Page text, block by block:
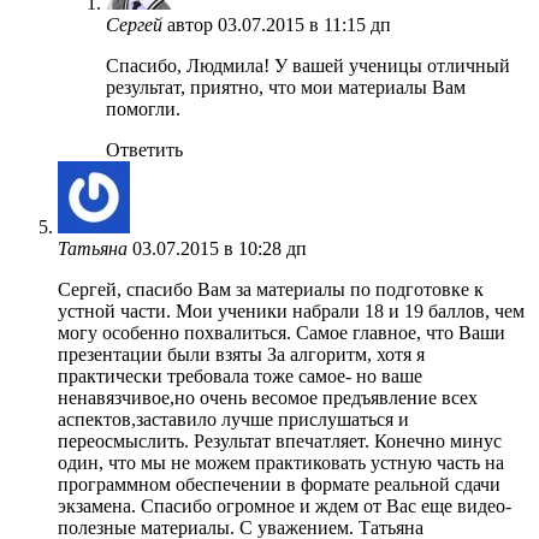
Сергей автор 03.07.2015 в 11:15 дп
Спасибо, Людмила! У вашей ученицы отличный
результат, приятно, что мои материалы Вам
помогли.
Ответить
Татьяна 03.07.2015 в 10:28 дп
Сергей, спасибо Вам за материалы по подготовке к
устной части. Мои ученики набрали 18 и 19 баллов, чем
могу особенно похвалиться. Самое главное, что Ваши
презентации были взяты За алгоритм, хотя я
практически требовала тоже самое- но ваше
ненавязчивое,но очень весомое предъявление всех
аспектов,заставило лучше прислушаться и
переосмыслить. Результат впечатляет. Конечно минус
один, что мы не можем практиковать устную часть на
программном обеспечении в формате реальной сдачи
экзамена. Спасибо огромное и ждем от Вас еще видео-
полезные материалы. С уважением. Татьяна